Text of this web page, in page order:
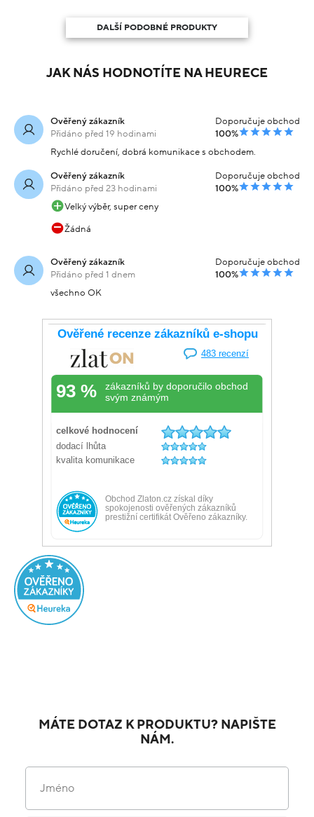
DALŠÍ PODOBNÉ PRODUKTY
JAK NÁS HODNOTÍTE NA HEURECE
Ověřený zákazník
Přidáno před 19 hodinami
Doporučuje obchod
100%
Rychlé doručení, dobrá komunikace s obchodem.
Ověřený zákazník
Přidáno před 23 hodinami
Doporučuje obchod
100%
Velký výběr, super ceny
Žádná
Ověřený zákazník
Přidáno před 1 dnem
Doporučuje obchod
100%
všechno OK
MÁTE DOTAZ K PRODUKTU? NAPIŠTE
NÁM.
Jméno